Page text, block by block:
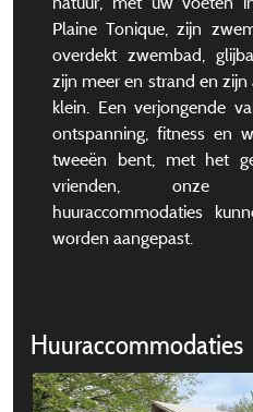
Plaine Tonique, zijn
overdekt zwembad,
zijn meer en strand en
klein. Een verjongende
ontspanning, fitness en
tweeën bent, met het
vrienden, onze
huuraccommodaties
worden aangepast.
Huuraccommodaties